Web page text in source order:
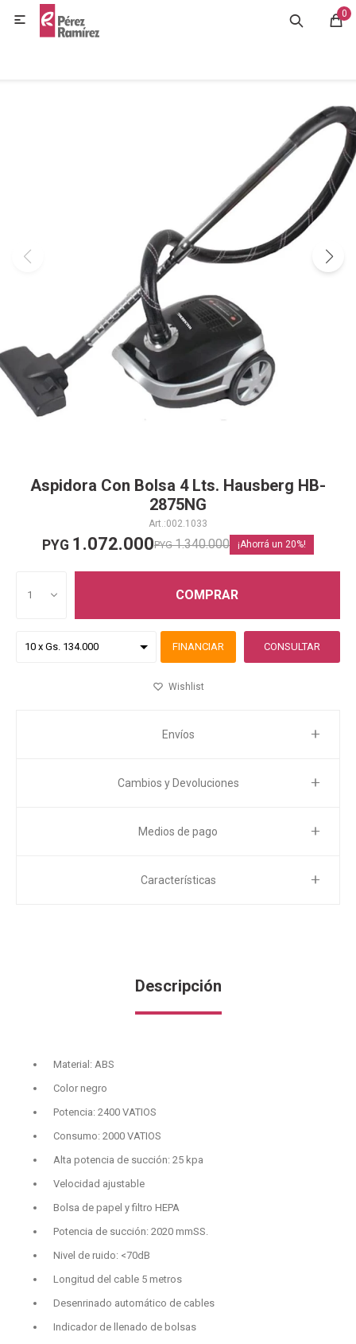
0

Aspidora Con Bolsa 4 Lts. Hausberg HB-
2875NG
002.1033
PYG 1.072.000PYG 1.340.000 20
1 COMPRAR
FINANCIAR CONSULTAR
Envíos
Cambios y Devoluciones
Medios de pago
Características
Descripción
Material: ABS
Color negro
Potencia: 2400 VATIOS
Consumo: 2000 VATIOS
Alta potencia de succión: 25 kpa
Velocidad ajustable
Bolsa de papel y filtro HEPA
Potencia de succión: 2020 mmSS.
Nivel de ruido: <70dB
Longitud del cable 5 metros
Desenrinado automático de cables
Indicador de llenado de bolsas
MI CUENTA
BLOG